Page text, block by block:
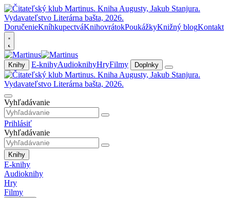
DoručenieKníhkupectváKnihovrátokPoukážkyKnižný blogKontakt
Knihy E-knihyAudioknihyHryFilmy Doplnky
Vyhľadávanie
Prihlásiť
Vyhľadávanie
Knihy
E-knihy
Audioknihy
Hry
Filmy